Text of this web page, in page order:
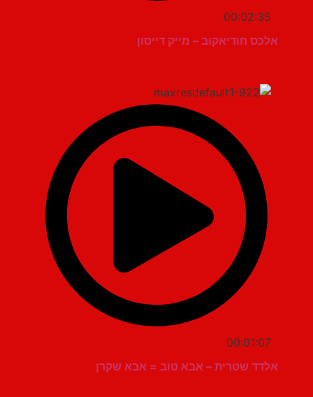
00:02:35
אלכס חודיאקוב – מייק דייסון
00:01:07
אלדד שטרית – אבא טוב = אבא שקרן